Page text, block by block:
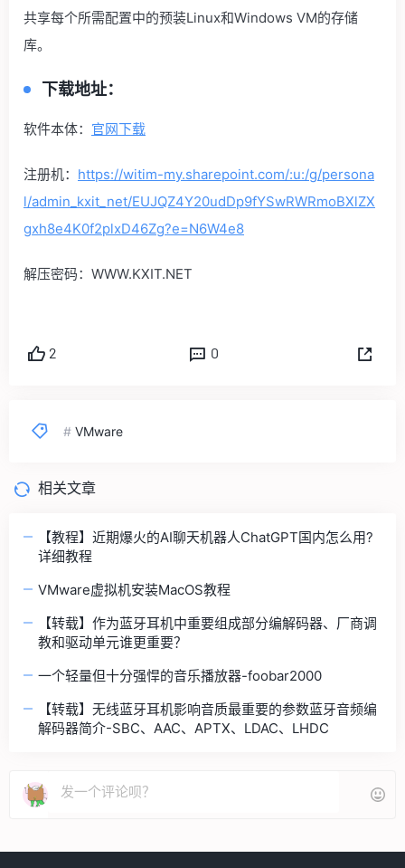
共享每个所需配置中的预装Linux和Windows VM的存储
库。
下载地址：
软件本体： 官网下载
注册机： https://witim-my.sharepoint.com/:u:/g/persona
l/admin_kxit_net/EUJQZ4Y20udDp9fYSwRWRmoBXlZX
gxh8e4K0f2plxD46Zg?e=N6W4e8
解压密码：WWW.KXIT.NET
2 0
# VMware
相关文章
【教程】近期爆火的AI聊天机器人ChatGPT国内怎么用?
详细教程
VMware虚拟机安装MacOS教程
【转载】作为蓝牙耳机中重要组成部分编解码器、厂商调
教和驱动单元谁更重要？
一个轻量但十分强悍的音乐播放器-foobar2000
【转载】无线蓝牙耳机影响音质最重要的参数蓝牙音频编
解码器简介-SBC、AAC、APTX、LDAC、LHDC